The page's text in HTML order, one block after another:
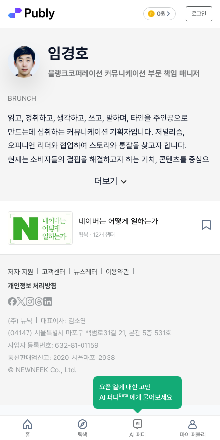
0원 로그인
임경호
블랭크코퍼레이션 커뮤니케이션 부문 책임 매니저
BRUNCH
읽고, 청취하고, 생각하고, 쓰고, 말하며, 타인을 주인공으로
만드는데 심취하는 커뮤니케이션 기획자입니다. 저널리즘,
오피니언 리더와 협업하여 스토리와 통찰을 찾고자 합니다.
현재는 소비자들의 결핍을 해결하고자 하는 기치, 콘텐츠를 중심으
더보기
네이버는 어떻게 일하는가
웹북 · 12개 챕터
저자 지원 고객센터 뉴스레터
이용약관
개인정보 처리방침
(주) 뉴닉
대표이사: 김소연
(04147) 서울특별시 마포구 백범로31길 21, 본관 5층 531호
사업자 등록번호: 632-81-01159
통신판매업신고: 2020-서울마포-2938
© NEWNEEK Co., Ltd.
홈 탐색
요즘 일에 대한 고민
AI 퍼디Beta 에게 물어보세요
AI 퍼디 마이 퍼블리